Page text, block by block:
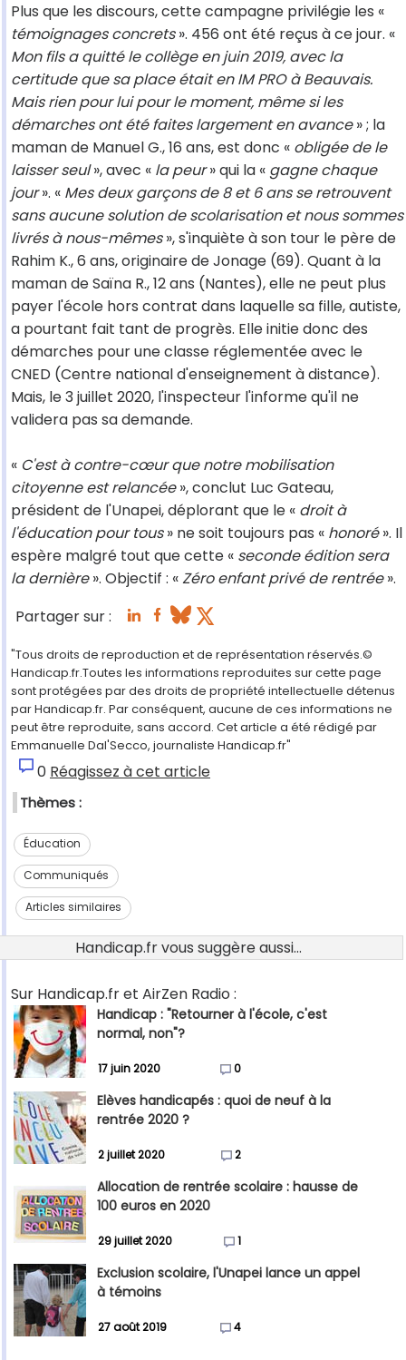
Plus que les discours, cette campagne privilégie les «
témoignages concrets». 456 ont été reçus à ce jour. «
Mon fils a quitté le collège en juin 2019, avec la
certitude que sa place était en IM PRO à Beauvais.
Mais rien pour lui pour le moment, même si les
démarches ont été faites largement en avance» ; la
maman de Manuel G., 16 ans, est donc « obligée de le
laisser seul», avec « la peur» qui la « gagne chaque
jour». « Mes deux garçons de 8 et 6 ans se retrouvent
sans aucune solution de scolarisation et nous sommes
livrés à nous-mêmes», s'inquiète à son tour le père de
Rahim K., 6 ans, originaire de Jonage (69). Quant à la
maman de Saïna R., 12 ans (Nantes), elle ne peut plus
payer l'école hors contrat dans laquelle sa fille, autiste,
a pourtant fait tant de progrès. Elle initie donc des
démarches pour une classe réglementée avec le
CNED (Centre national d'enseignement à distance).
Mais, le 3 juillet 2020, l'inspecteur l'informe qu'il ne
validera pas sa demande.
« C'est à contre-cœur que notre mobilisation
citoyenne est relancée», conclut Luc Gateau,
président de l'Unapei, déplorant que le « droit à
l'éducation pour tous» ne soit toujours pas « honoré». Il
espère malgré tout que cette « seconde édition sera
la dernière». Objectif : «Zéro enfant privé de rentrée».
Partager sur :
"Tous droits de reproduction et de représentation réservés.©
Handicap.fr.Toutes les informations reproduites sur cette page
sont protégées par des droits de propriété intellectuelle détenus
par Handicap.fr. Par conséquent, aucune de ces informations ne
peut être reproduite, sans accord. Cet article a été rédigé par
Emmanuelle Dal'Secco, journaliste Handicap.fr"
0 Réagissez à cet article
Thèmes :
Éducation
Communiqués
Articles similaires
Handicap.fr vous suggère aussi...
Sur Handicap.fr et AirZen Radio :
Handicap : "Retourner à l'école, c'est
normal, non"?
17 juin 2020 0
Elèves handicapés : quoi de neuf à la
rentrée 2020 ?
2 juillet 2020 2
Allocation de rentrée scolaire : hausse de
100 euros en 2020
29 juillet 2020 1
Exclusion scolaire, l'Unapei lance un appel
à témoins
27 août 2019 4